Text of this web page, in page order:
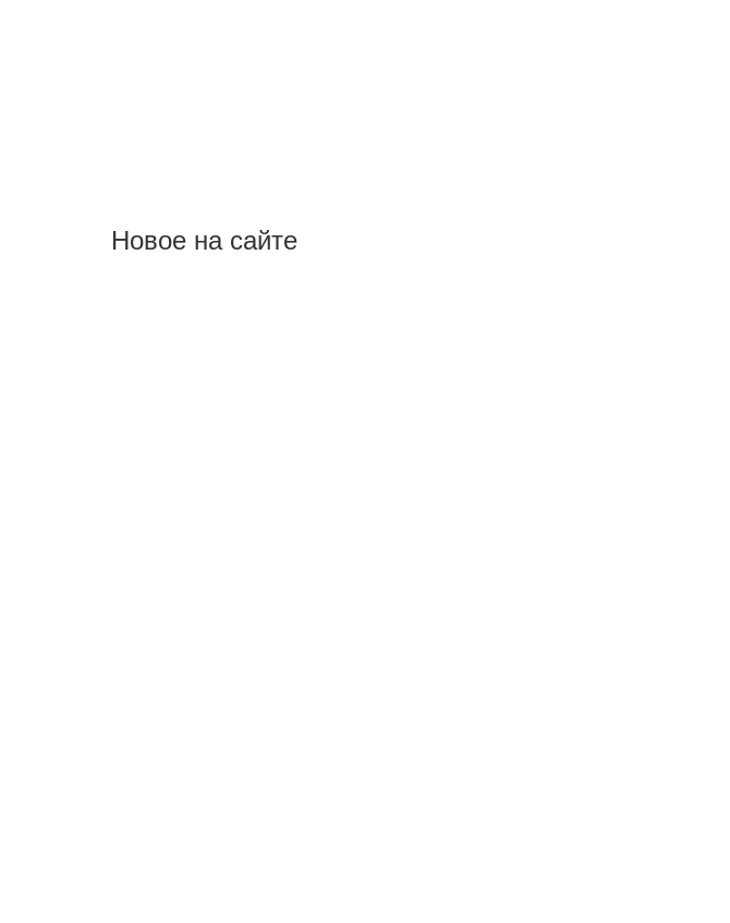
Новое на сайте